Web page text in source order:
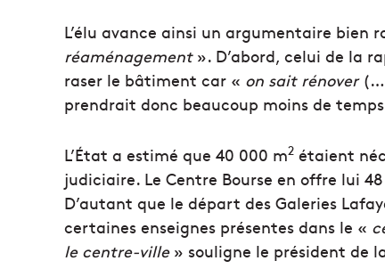
L’élu avance ainsi un argumentaire bien
réaménagement». D’abord, celui de la
raser le bâtiment car « on sait rénover
prendrait donc beaucoup moins de
L’État a estimé que 40 000 m2 étaient
judiciaire. Le Centre Bourse en offre lui
D’autant que le départ des Galeries
certaines enseignes présentes dans le «
le centre-ville» souligne le président de la